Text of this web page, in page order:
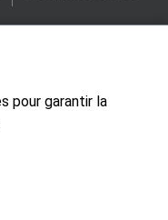
pour garantir la